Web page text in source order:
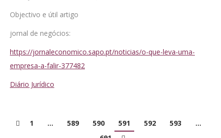
Objectivo e útil artigo
jornal de negócios:
https://jornaleconomico.sapo.pt/noticias/o-que-leva-uma-
empresa-a-falir-377482
Diário Jurídico
1 … 589 590 591 592 593
…